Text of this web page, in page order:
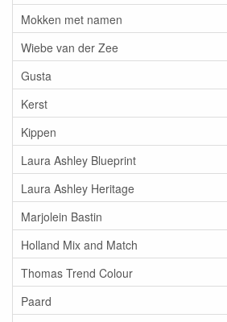
Mokken met namen
Wiebe van der Zee
Gusta
Kerst
Kippen
Laura Ashley Blueprint
Laura Ashley Heritage
Marjolein Bastin
Holland Mix and Match
Thomas Trend Colour
Paard